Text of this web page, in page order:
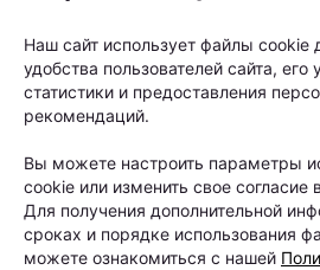
фестиваль для
любителей
Автор:relax.by, 07.08.2026
8 и 9 августа на берегу
в парке Lakeside Park
состоится Pets Fest —
Наш сайт использует файлы cookie
удобства пользователей сайта, его
статистики и предоставления
рекомендаций.
Вы можете настроить параметры
cookie или изменить свое согласие
Для получения дополнительной
сроках и порядке использования
можете ознакомиться с нашей